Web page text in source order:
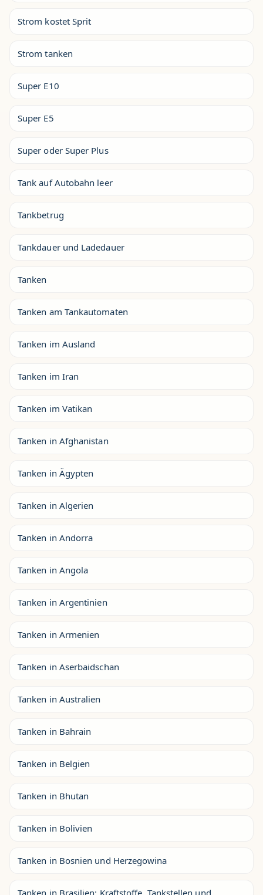
Strom kostet Sprit
Strom tanken
Super E10
Super E5
Super oder Super Plus
Tank auf Autobahn leer
Tankbetrug
Tankdauer und Ladedauer
Tanken
Tanken am Tankautomaten
Tanken im Ausland
Tanken im Iran
Tanken im Vatikan
Tanken in Afghanistan
Tanken in Ägypten
Tanken in Algerien
Tanken in Andorra
Tanken in Angola
Tanken in Argentinien
Tanken in Armenien
Tanken in Aserbaidschan
Tanken in Australien
Tanken in Bahrain
Tanken in Belgien
Tanken in Bhutan
Tanken in Bolivien
Tanken in Bosnien und Herzegowina